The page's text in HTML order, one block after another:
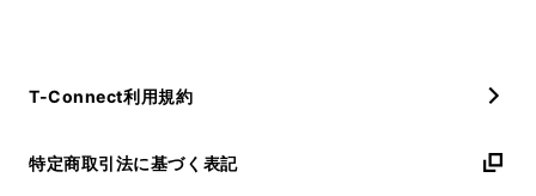
T-Connect利用規約
特定商取引法に基づく表記